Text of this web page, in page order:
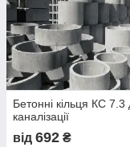
Бетонні кільця КС 7.3
каналізації
від 692 ₴